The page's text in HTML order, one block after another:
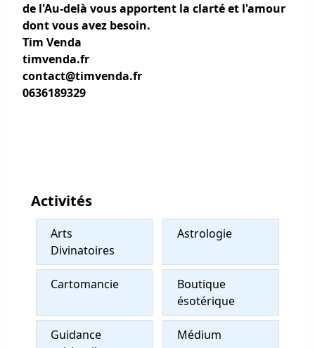
de l'Au-delà vous apportent la clarté et l'amour
dont vous avez besoin.
Tim Venda
timvenda.fr
contact@timvenda.fr
0636189329
Activités
Arts
Divinatoires
Astrologie
Cartomancie
Boutique
ésotérique
Guidance
Médium